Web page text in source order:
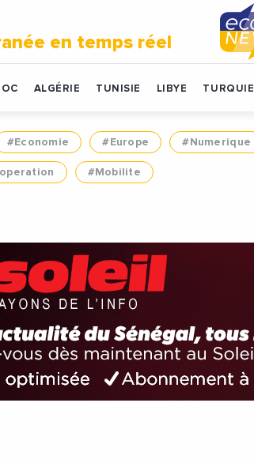
en temps réel
ALGÉRIE TUNISIE LIBYE TURQUIE
#Economie #Europe #Numerique
#Mobilite